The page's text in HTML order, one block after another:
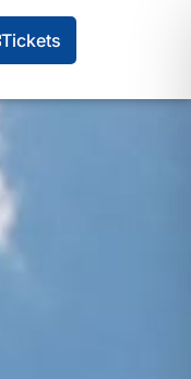
Tickets